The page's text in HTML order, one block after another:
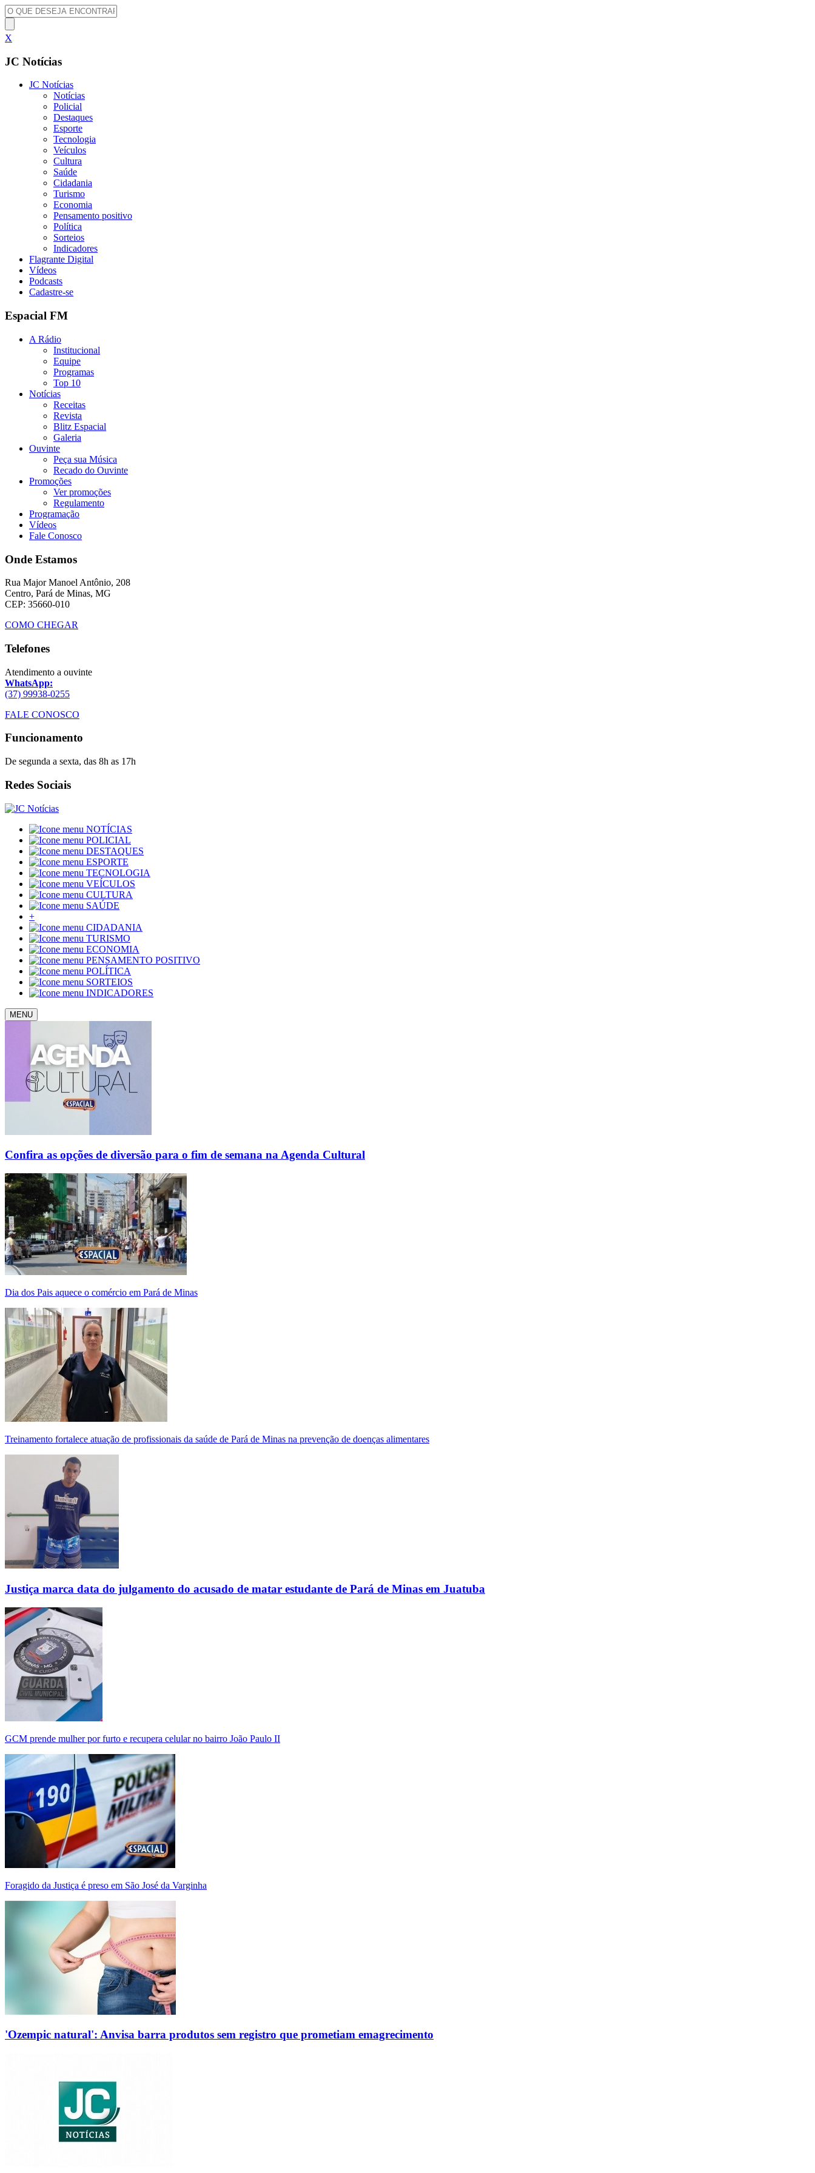
X
JC Notícias
JC Notícias
Notícias
Policial
Destaques
Esporte
Tecnologia
Veículos
Cultura
Saúde
Cidadania
Turismo
Economia
Pensamento positivo
Política
Sorteios
Indicadores
Flagrante Digital
Vídeos
Podcasts
Cadastre-se
Espacial FM
A Rádio
Institucional
Equipe
Programas
Top 10
Notícias
Receitas
Revista
Blitz Espacial
Galeria
Ouvinte
Peça sua Música
Recado do Ouvinte
Promoções
Ver promoções
Regulamento
Programação
Vídeos
Fale Conosco
Onde Estamos
Rua Major Manoel Antônio, 208
Centro, Pará de Minas, MG
CEP: 35660-010
COMO CHEGAR
Telefones
Atendimento a ouvinte
WhatsApp:
(37) 99938-0255
FALE CONOSCO
Funcionamento
De segunda a sexta, das 8h as 17h
Redes Sociais
NOTÍCIAS
POLICIAL
DESTAQUES
ESPORTE
TECNOLOGIA
VEÍCULOS
CULTURA
SAÚDE
+
CIDADANIA
TURISMO
ECONOMIA
PENSAMENTO POSITIVO
POLÍTICA
SORTEIOS
INDICADORES
MENU
Confira as opções de diversão para o fim de semana na Agenda Cultural
Dia dos Pais aquece o comércio em Pará de Minas
Treinamento fortalece atuação de profissionais da saúde de Pará de Minas na prevenção de doenças alimentares
Justiça marca data do julgamento do acusado de matar estudante de Pará de Minas em Juatuba
GCM prende mulher por furto e recupera celular no bairro João Paulo II
Foragido da Justiça é preso em São José da Varginha
'Ozempic natural': Anvisa barra produtos sem registro que prometiam emagrecimento